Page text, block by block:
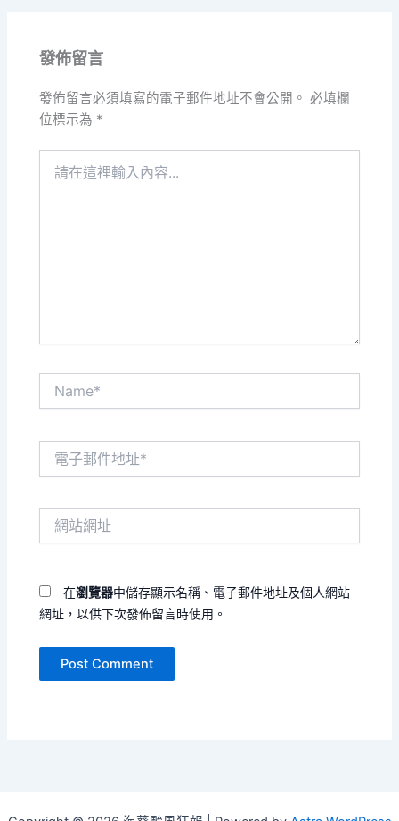
發佈留言
發佈留言必須填寫的電子郵件地址不會公開。 必填欄
位標示為 *
在瀏覽器中儲存顯示名稱、電子郵件地址及個人網站
網址，以供下次發佈留言時使用。